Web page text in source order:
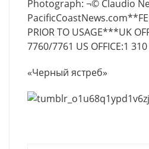
«Черный ястреб»